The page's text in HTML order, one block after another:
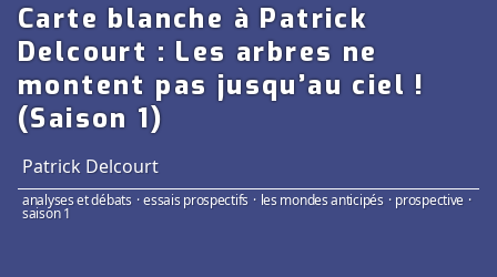
Carte blanche à Patrick
Delcourt : Les arbres ne
montent pas jusqu’au ciel !
(Saison 1)
Patrick Delcourt
analyses et débats · essais prospectifs · les mondes anticipés · prospective ·
saison 1